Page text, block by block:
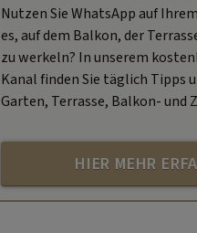
Nutzen Sie WhatsApp auf
es, auf dem Balkon, der
zu werkeln? In unserem
Kanal finden Sie täglich Tipps
Garten, Terrasse, Balkon- und
HIER MEHR